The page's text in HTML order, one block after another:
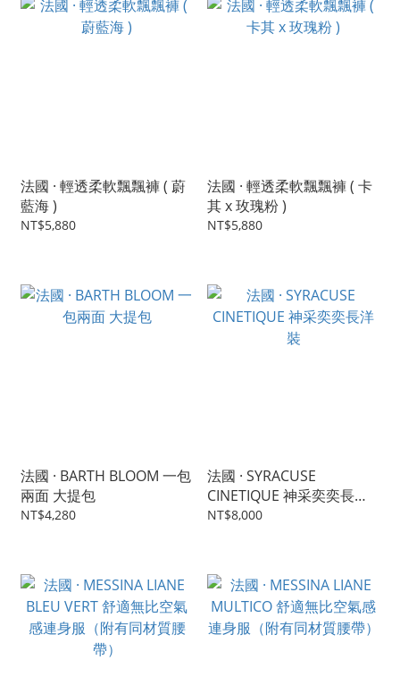
法國 · 輕透柔軟飄飄褲 ( 蔚
藍海 )
NT$5,880
法國 · 輕透柔軟飄飄褲 ( 卡
其 x 玫瑰粉 )
NT$5,880
法國 · BARTH BLOOM 一包
兩面 大提包
NT$4,280
法國 · SYRACUSE
CINETIQUE 神采奕奕長洋
裝
NT$8,000